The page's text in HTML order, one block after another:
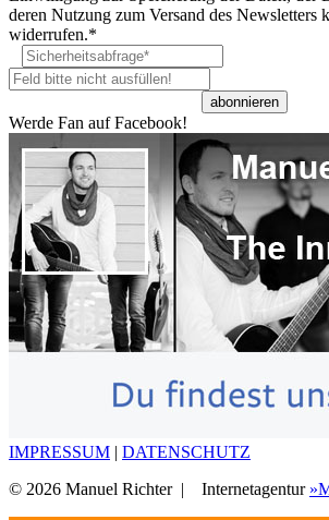
deren Nutzung zum Versand des Newsletters
widerrufen.*
Werde Fan auf Facebook!
IMPRESSUM | DATENSCHUTZ
© 2026 Manuel Richter |
Internetagentur